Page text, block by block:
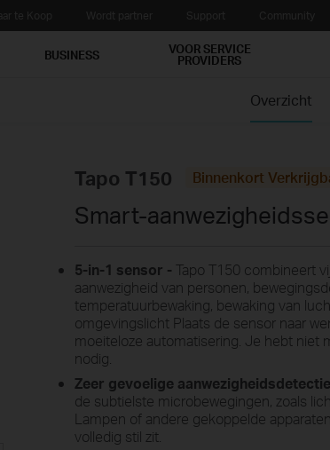
BUSINESS VOOR SERVICE
PROVIDERS
Overzicht
Tapo T150 Binnenkort
Smart-
5-in-1 sensor - Tapo T150 combineert
aanwezigheid van personen,
temperatuurbewaking, bewaking van
omgevingslicht Plaats de sensor naar
moeiteloze automatisering. Je hebt niet
nodig.
Zeer gevoelige aanwezigheidsdetectie
de subtielste microbewegingen, zoals
Lampen of andere gekoppelde
volledig stil zit.